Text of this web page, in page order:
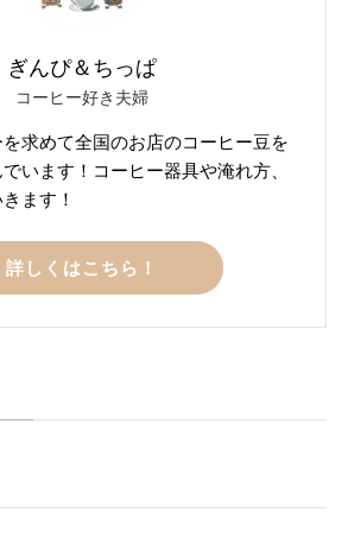
ぎんぴ＆ちっぱ
コーヒー好き夫婦
求めて全国のお店のコーヒー豆を
います！コーヒー器具や淹れ方、
ます！
詳しくはこちら！